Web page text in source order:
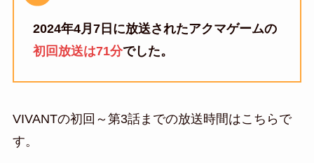
2024年4月7日に放送されたアクマゲームの
初回放送は71分でした。
VIVANTの初回～第3話までの放送時間はこちらで
す。